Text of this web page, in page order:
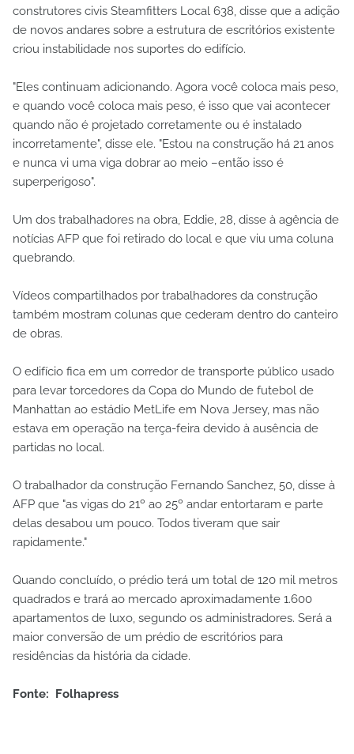
construtores civis Steamfitters Local 638, disse que a adição
de novos andares sobre a estrutura de escritórios existente
criou instabilidade nos suportes do edifício.
"Eles continuam adicionando. Agora você coloca mais peso,
e quando você coloca mais peso, é isso que vai acontecer
quando não é projetado corretamente ou é instalado
incorretamente", disse ele. "Estou na construção há 21 anos
e nunca vi uma viga dobrar ao meio –então isso é
superperigoso".
Um dos trabalhadores na obra, Eddie, 28, disse à agência de
notícias AFP que foi retirado do local e que viu uma coluna
quebrando.
Vídeos compartilhados por trabalhadores da construção
também mostram colunas que cederam dentro do canteiro
de obras.
O edifício fica em um corredor de transporte público usado
para levar torcedores da Copa do Mundo de futebol de
Manhattan ao estádio MetLife em Nova Jersey, mas não
estava em operação na terça-feira devido à ausência de
partidas no local.
O trabalhador da construção Fernando Sanchez, 50, disse à
AFP que "as vigas do 21º ao 25º andar entortaram e parte
delas desabou um pouco. Todos tiveram que sair
rapidamente."
Quando concluído, o prédio terá um total de 120 mil metros
quadrados e trará ao mercado aproximadamente 1.600
apartamentos de luxo, segundo os administradores. Será a
maior conversão de um prédio de escritórios para
residências da história da cidade.
Fonte: Folhapress